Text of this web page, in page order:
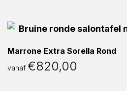
Marrone Extra Sorella Rond
vanaf €820,00